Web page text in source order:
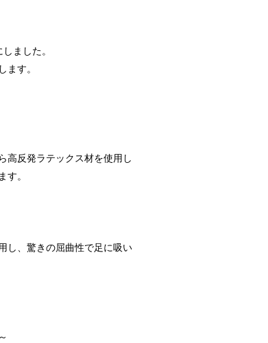
ました。
ます。
高反発ラテックス材を使用し
す。
し、驚きの屈曲性で足に吸い